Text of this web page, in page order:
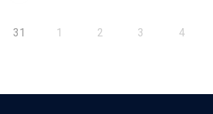
31 1 2 3 4